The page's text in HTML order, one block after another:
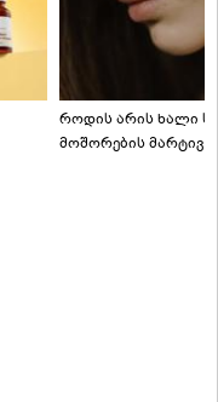
როდის არის ხალი
მოშორების